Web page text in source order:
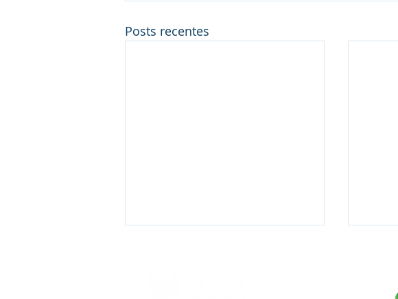
Posts recentes